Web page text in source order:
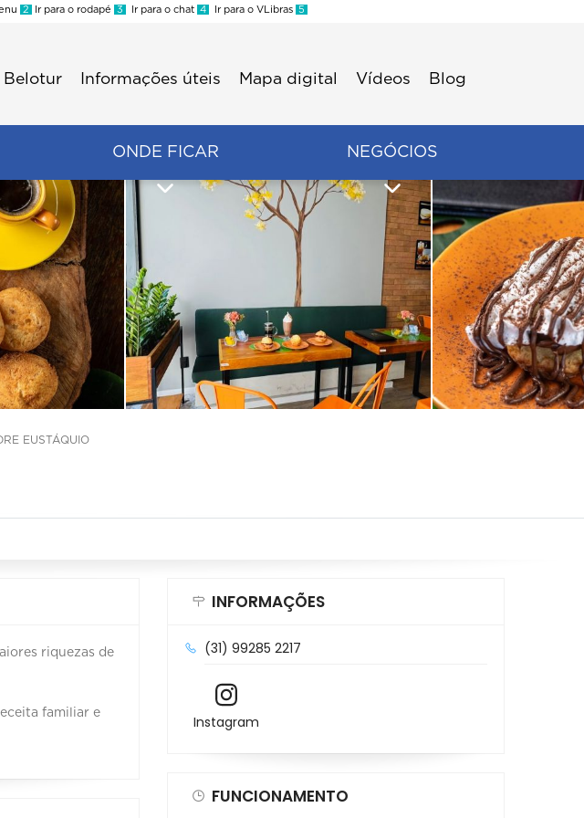
2 Ir para o rodapé 3 Ir para o chat 4 Ir para o VLibras 5
Belotur Informações úteis Mapa digital Vídeos Blog
ONDE FICAR NEGÓCIOS
EUSTÁQUIO
riquezas de
familiar e
INFORMAÇÕES
(31) 99285 2217
Instagram
FUNCIONAMENTO